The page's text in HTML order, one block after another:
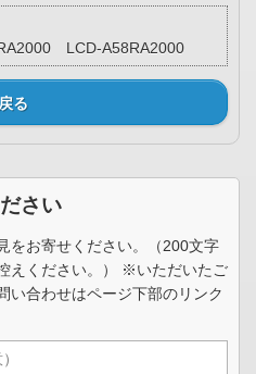
LCD-A58RA2000
戻る
さい
をお寄せください。（200文字
えください。） ※いただいたご
い合わせはページ下部のリンク